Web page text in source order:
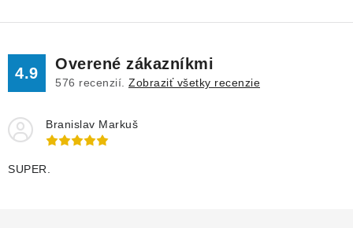
4.9
Overené zákazníkmi
576 recenzií. Zobraziť všetky recenzie
Branislav Markuš
SUPER.